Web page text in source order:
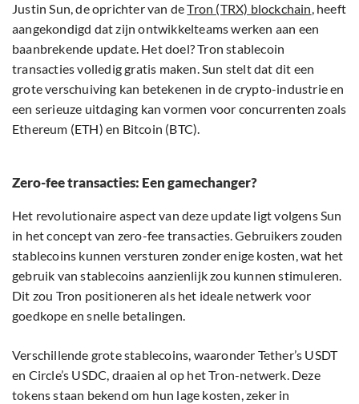
Justin Sun, de oprichter van deTron (TRX) blockchain, heeft
aangekondigd dat zijn ontwikkelteams werken aan een
baanbrekende update. Het doel? Tron stablecoin
transacties volledig gratis maken. Sun stelt dat dit een
grote verschuiving kan betekenen in de crypto-industrie en
een serieuze uitdaging kan vormen voor concurrenten zoals
Ethereum (ETH) en Bitcoin (BTC).
Zero-fee transacties: Een gamechanger?
Het revolutionaire aspect van deze update ligt volgens Sun
in het concept van zero-fee transacties. Gebruikers zouden
stablecoins kunnen versturen zonder enige kosten, wat het
gebruik van stablecoins aanzienlijk zou kunnen stimuleren.
Dit zou Tron positioneren als het ideale netwerk voor
goedkope en snelle betalingen.
Verschillende grote stablecoins, waaronder Tether’s USDT
en Circle’s USDC, draaien al op het Tron-netwerk. Deze
tokens staan bekend om hun lage kosten, zeker in